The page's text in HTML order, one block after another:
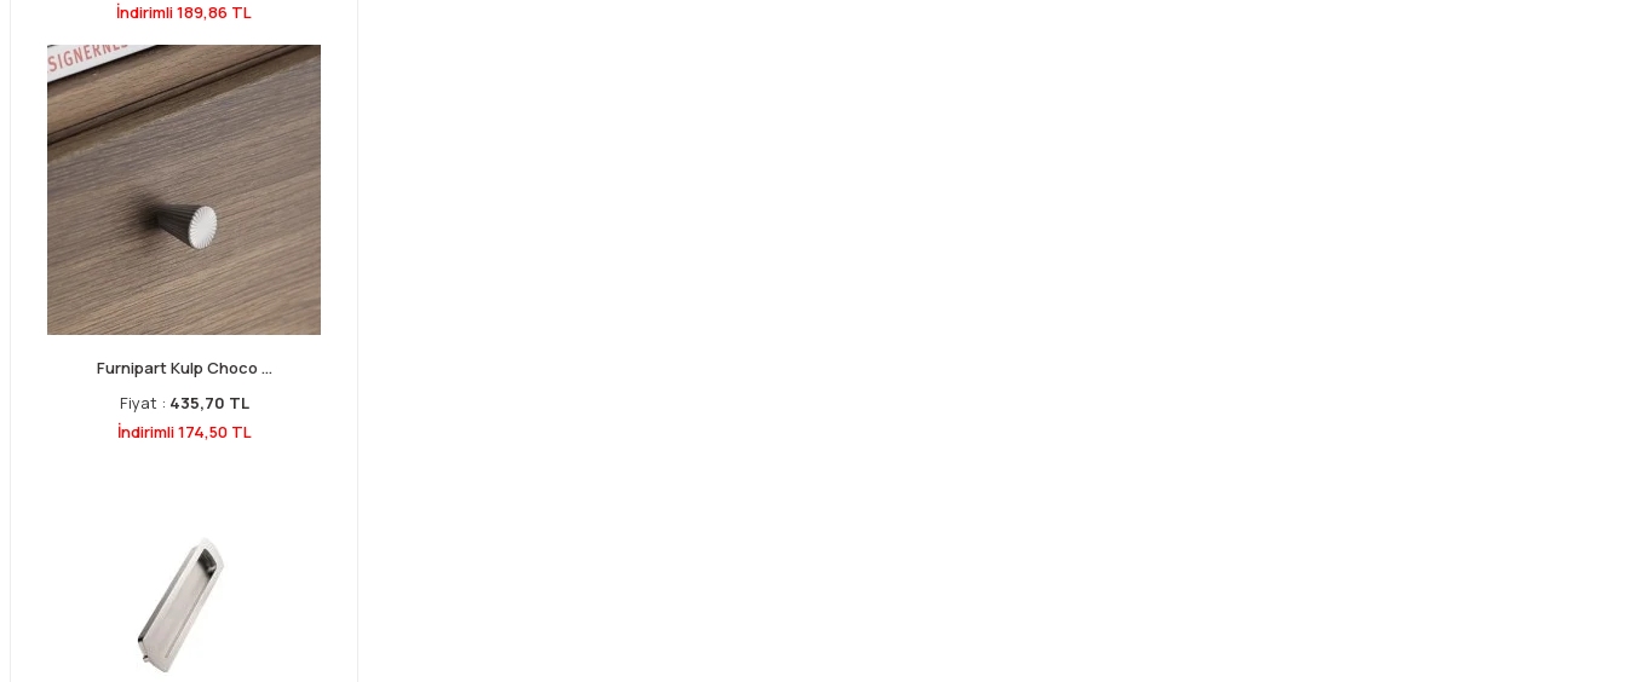
İndirimli 189,86 TL
Furnipart Kulp Choco ...
Fiyat : 435,70 TL
İndirimli 174,50 TL